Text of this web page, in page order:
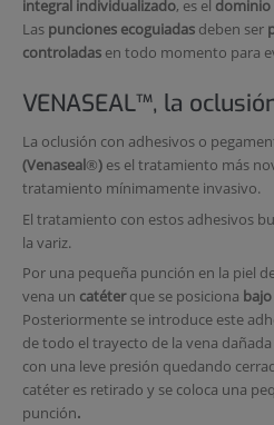
integral individualizado, es el dominio
Laspunciones ecoguiadasdeben ser
controladasen todo momento para
VENASEAL™, la
La oclusión con adhesivos o
(Venaseal®) es el tratamiento más
tratamiento mínimamente invasivo.
El tratamiento con estos adhesivos
la variz.
Por una pequeña punción en la piel
vena un catéterque se posiciona
Posteriormente se introduce este
de todo el trayecto de la vena
con una leve presión quedando
catéter es retirado y se coloca una
punción.